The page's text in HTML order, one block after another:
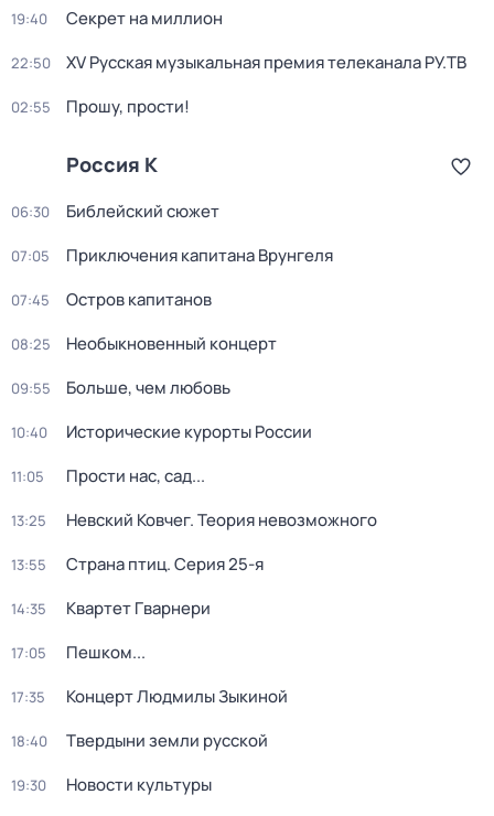
19:40 Секрет на миллион
22:50 XV Русская музыкальная премия телеканала РУ.ТВ
02:55 Прошу, прости!
Россия К
06:30 Библейский сюжет
07:05 Приключения капитана Врунгеля
07:45 Остров капитанов
08:25 Необыкновенный концерт
09:55 Больше, чем любовь
10:40 Исторические курорты России
11:05 Прости нас, сад...
13:25 Невский Ковчег. Теория невозможного
13:55 Страна птиц. Серия 25-я
14:35 Квартет Гварнери
17:05 Пешком...
17:35 Концерт Людмилы Зыкиной
18:40 Твердыни земли русской
19:30 Новости культуры